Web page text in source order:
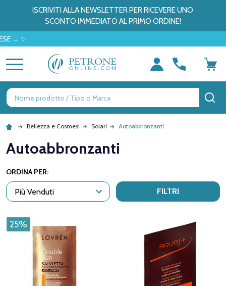
ISCRIVITI ALLA NEWSLETTER PER RICEVERE UNO
SCONTO IMMEDIATO AL PRIMO ORDINE!
Ricerca
Bellezza e Cosmesi Solari Autoabbronzanti
Autoabbronzanti
ORDINA PER:
FILTRI
25%